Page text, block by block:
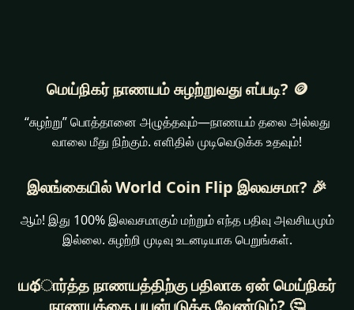
மெய்நிகர் நாணயம் சுழற்றுவது எப்படி? 🪙
“சுழற்று” பொத்தானை அழுத்தவும்—நாணயம் தலை அல்லது
வாலை மீது நிற்கும். எளிதில் முடிவெடுக்க உதவும்!
இலங்கையில் World Coin Flip இலவசமா? 🎉
ஆம்! இது 100% இலவசமாகும் மற்றும் எந்த பதிவு அவசியமும்
இல்லை. சுழற்றி முடிவு உடனடியாக பெறுங்கள்.
யథார்த்த நாணயத்திற்கு பதிலாக ஏன் மெய்நிகர்
நாணயத்தை பயன்படுத்த வேண்டும்? 🤔